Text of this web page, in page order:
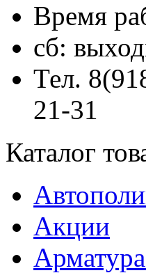
Время
сб:
Тел.
21-31
Каталог
Акции